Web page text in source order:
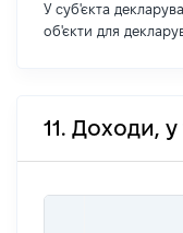
У суб'єкта
об'єкти для
11. Доходи,